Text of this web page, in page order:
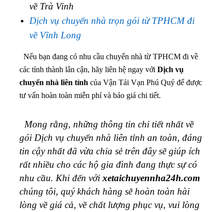
về Trà Vinh
Dịch vụ chuyển nhà trọn gói từ TPHCM đi
về Vĩnh Long
Nếu bạn đang có nhu cầu chuyển nhà từ TPHCM đi về
các tỉnh thành lân cận, hãy liên hệ ngay với Dịch vụ
chuyển nhà liên tỉnh của Vận Tải Vạn Phú Quý để được
tư vấn hoàn toàn miễn phí và báo giá chi tiết.
Mong rằng, những thông tin chi tiết nhất về
gói Dịch vụ chuyển nhà liên tỉnh an toàn, đáng
tin cậy nhất đã vừa chia sẻ trên đây sẽ giúp ích
rất nhiều cho các hộ gia đình đang thực sự có
nhu cầu. Khi đến với xetaichuyennha24h.com
chúng tôi, quý khách hàng sẽ hoàn toàn hài
lòng về giá cả, về chất lượng phục vụ, vui lòng